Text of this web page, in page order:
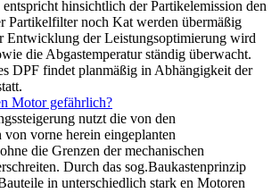
hinsichtlich der Partikelemission den
Partikelfilter noch Kat werden übermäßig
Entwicklung der Leistungsoptimierung wird
die Abgastemperatur ständig überwacht.
DPF findet planmäßig in Abhängigkeit der
Motor gefährlich?
nutzt die von den
vorne herein eingeplanten
die Grenzen der mechanischen
Durch das sog.Baukastenprinzip
in unterschiedlich stark en Motoren